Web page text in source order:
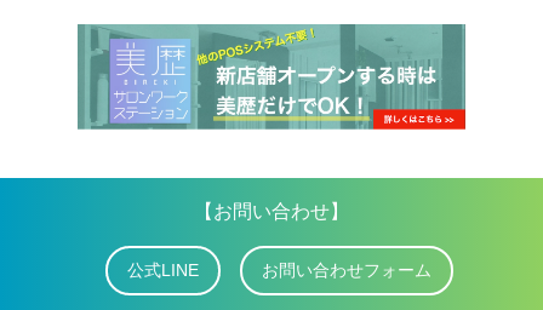
【お問い合わせ】
公式LINE お問い合わせフォーム